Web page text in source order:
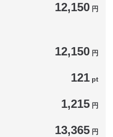
12,150 円
12,150 円
121 pt
1,215 円
13,365 円